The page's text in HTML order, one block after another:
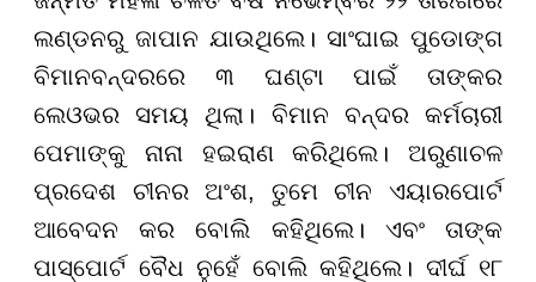
ଲଣ୍ଡନରୁ ଜାପାନ ଯାଉଥିଲେ। ସାଂଘାଇ ପୁଡୋଙ୍ଗ
ବିମାନବନ୍ଦରରେ ୩ ଘଣ୍ଟା ପାଇଁ ତାଙ୍କର
ଲେଓଭର ସମୟ ଥିଲା। ବିମାନ ବନ୍ଦର କର୍ମଚାରୀ
ପେମାଙ୍କୁ ନାନା ହଇରାଣ କରିଥିଲେ। ଅରୁଣାଚଳ
ପ୍ରଦେଶ ଚୀନର ଅଂଶ, ତୁମେ ଚୀନ ଏୟାରପୋର୍ଟ
ଆବେଦନ କର ବୋଲି କହିଥିଲେ। ଏବଂ ତାଙ୍କ
ପାସ୍ପୋର୍ଟ ବୈଧ ନୁହେଁ ବୋଲି କହିଥିଲେ। ଦୀର୍ଘ ୧୮